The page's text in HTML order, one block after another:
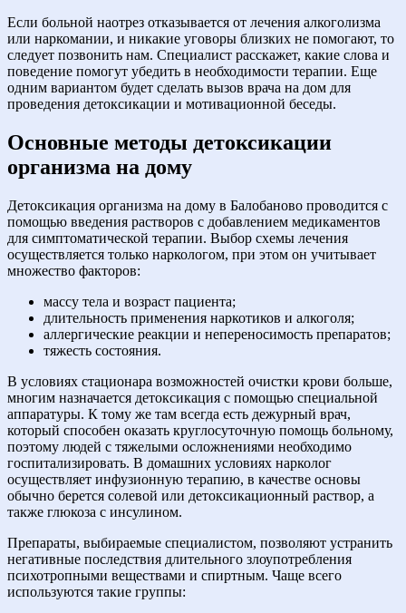
Если больной наотрез отказывается от лечения алкоголизма
или наркомании, и никакие уговоры близких не помогают, то
следует позвонить нам. Специалист расскажет, какие слова и
поведение помогут убедить в необходимости терапии. Еще
одним вариантом будет сделать вызов врача на дом для
проведения детоксикации и мотивационной беседы.
Основные методы детоксикации
организма на дому
Детоксикация организма на дому в Балобаново проводится с
помощью введения растворов с добавлением медикаментов
для симптоматической терапии. Выбор схемы лечения
осуществляется только наркологом, при этом он учитывает
множество факторов:
массу тела и возраст пациента;
длительность применения наркотиков и алкоголя;
аллергические реакции и непереносимость препаратов;
тяжесть состояния.
В условиях стационара возможностей очистки крови больше,
многим назначается детоксикация с помощью специальной
аппаратуры. К тому же там всегда есть дежурный врач,
который способен оказать круглосуточную помощь больному,
поэтому людей с тяжелыми осложнениями необходимо
госпитализировать. В домашних условиях нарколог
осуществляет инфузионную терапию, в качестве основы
обычно берется солевой или детоксикационный раствор, а
также глюкоза с инсулином.
Препараты, выбираемые специалистом, позволяют устранить
негативные последствия длительного злоупотребления
психотропными веществами и спиртным. Чаще всего
используются такие группы: